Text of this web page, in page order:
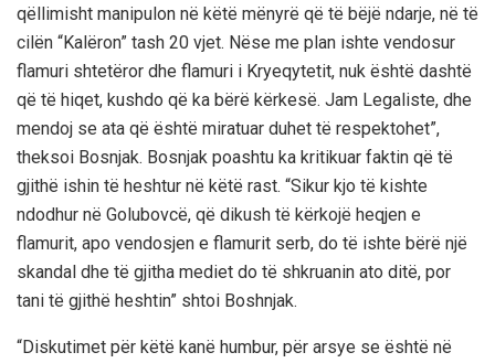
qëllimisht manipulon në këtë mënyrë që të bëjë ndarje, në të
cilën “Kalëron” tash 20 vjet. Nëse me plan ishte vendosur
flamuri shtetëror dhe flamuri i Kryeqytetit, nuk është dashtë
që të hiqet, kushdo që ka bërë kërkesë. Jam Legaliste, dhe
mendoj se ata që është miratuar duhet të respektohet”,
theksoi Bosnjak. Bosnjak poashtu ka kritikuar faktin që të
gjithë ishin të heshtur në këtë rast. “Sikur kjo të kishte
ndodhur në Golubovcë, që dikush të kërkojë heqjen e
flamurit, apo vendosjen e flamurit serb, do të ishte bërë një
skandal dhe të gjitha mediet do të shkruanin ato ditë, por
tani të gjithë heshtin” shtoi Boshnjak.
“Diskutimet për këtë kanë humbur, për arsye se është në